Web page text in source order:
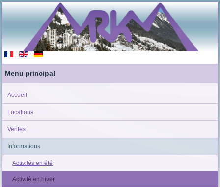
Menu principal
Accueil
Locations
Ventes
Informations
Activités en été
Activité en hiver